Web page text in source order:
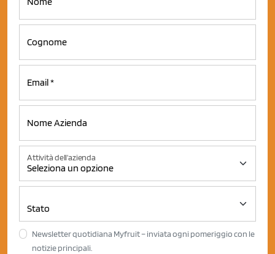
Attività dell'azienda
Newsletter quotidiana Myfruit – inviata ogni pomeriggio con le
notizie principali.